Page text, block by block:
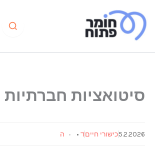
לתוכן
סיטואציות חברתיות
5.2.2026כישורי חייםד • ה